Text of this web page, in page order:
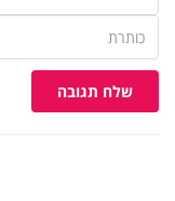
שלח תגובה